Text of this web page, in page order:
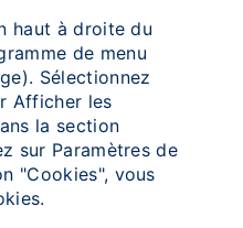
haut à droite du
de menu
Sélectionnez
Afficher les
la section
sur Paramètres de
"Cookies", vous